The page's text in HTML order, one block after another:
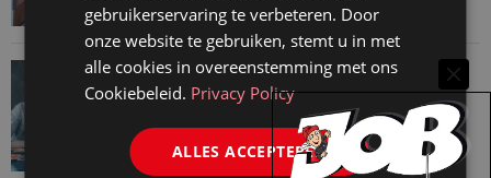
7 augustus 2026
VAN ONZE KENNISPARTNERS
Werkdruk zegt meer dan urennormen
7 augustus 2026
gebruikerservaring te verbeteren. Door
onze website te gebruiken, stemt u in met
alle cookies in overeenstemming met ons
Cookiebeleid. Privacy Policy
ALLES ACCEPTEREN